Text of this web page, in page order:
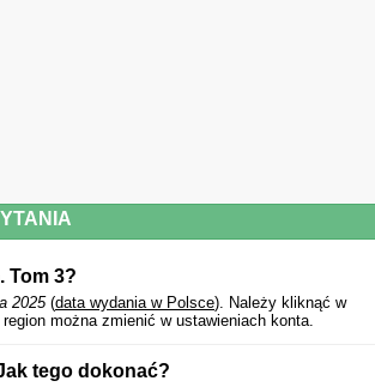
Tom 3?
2025(data wydania w Polsce). Należy kliknąć w
można zmienić w ustawieniach konta.
tego dokonać?